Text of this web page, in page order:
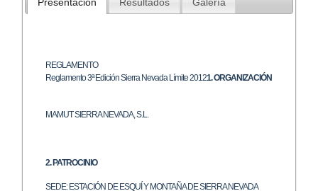
Presentación Resultados Galería
REGLAMENTO
Reglamento 3ª Edición Sierra Nevada Límite 20121. ORGANIZACIÓN
MAMUT SIERRA NEVADA, S.L.
2. PATROCINIO
SEDE: ESTACIÓN DE ESQUÍ Y MONTAÑA DE SIERRA NEVADA